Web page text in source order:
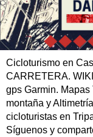
Cicloturismo en
CARRETERA.
gps Garmin.
montaña y
cicloturistas en
Síguenos y